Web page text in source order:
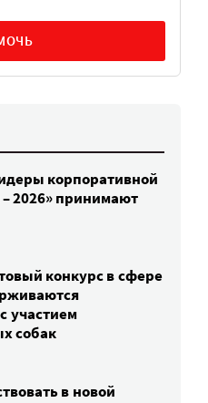
корпоративной
2026» принимают
конкурс в сфере
участием
собак
в новой